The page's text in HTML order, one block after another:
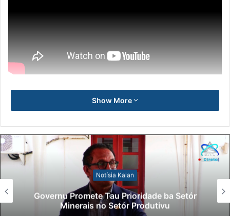
Show More
Notísia Kalan
Governu Promete Tau Prioridade ba Setór
Minerais no Setór Produtivu